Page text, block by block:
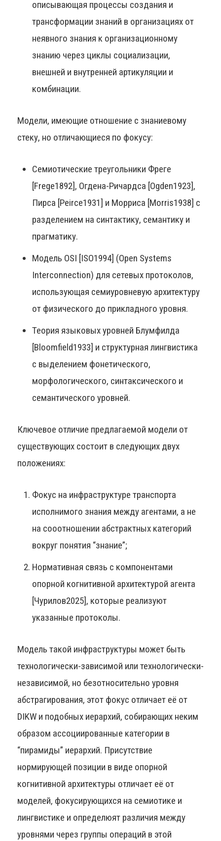
описывающая процессы создания и
трансформации знаний в организациях от
неявного знания к организационному
знанию через циклы социализации,
внешней и внутренней артикуляции и
комбинации.
Модели, имеющие отношение с знаниевому
стеку, но отличающиеся по фокусу:
Семиотические треугольники Фреге
[Frege1892], Огдена-Ричардса [Ogden1923],
Пирса [Peirce1931] и Морриса [Morris1938] с
разделением на синтактику, семантику и
прагматику.
Модель OSI [ISO1994] (Open Systems
Interconnection) для сетевых протоколов,
использующая семиуровневую архитектуру
от физического до прикладного уровня.
Теория языковых уровней Блумфилда
[Bloomfield1933] и структурная лингвистика
с выделением фонетического,
морфологического, синтаксического и
семантического уровней.
Ключевое отличие предлагаемой модели от
существующих состоит в следующих двух
положениях:
Фокус на инфраструктуре транспорта
исполнимого знания между агентами, а не
на сооотношении абстрактных категорий
вокруг понятия “знание”;
Нормативная связь с компонентами
опорной когнитивной архитектурой агента
[Чурилов2025], которые реализуют
указанные протоколы.
Модель такой инфраструктуры может быть
технологически-зависимой или технологически-
независимой, но безотносительно уровня
абстрагирования, этот фокус отличает её от
DIKW и подобных иерархий, собирающих неким
образом ассоциированные категории в
“пирамиды” иерархий. Присутствие
нормирующей позиции в виде опорной
когнитивной архитектуры отличает её от
моделей, фокусирующихся на семиотике и
лингвистике и определюят различия между
уровнями через группы операций в этой